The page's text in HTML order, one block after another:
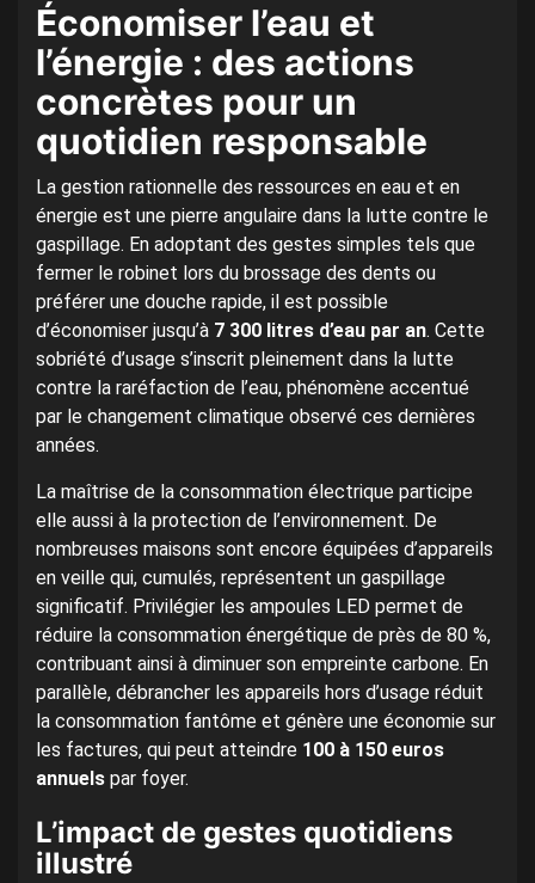
Économiser l’eau et
l’énergie : des actions
concrètes pour un
quotidien responsable
La gestion rationnelle des ressources en eau et en
énergie est une pierre angulaire dans la lutte contre le
gaspillage. En adoptant des gestes simples tels que
fermer le robinet lors du brossage des dents ou
préférer une douche rapide, il est possible
d’économiser jusqu’à 7 300 litres d’eau par an. Cette
sobriété d’usage s’inscrit pleinement dans la lutte
contre la raréfaction de l’eau, phénomène accentué
par le changement climatique observé ces dernières
années.
La maîtrise de la consommation électrique participe
elle aussi à la protection de l’environnement. De
nombreuses maisons sont encore équipées d’appareils
en veille qui, cumulés, représentent un gaspillage
significatif. Privilégier les ampoules LED permet de
réduire la consommation énergétique de près de 80 %,
contribuant ainsi à diminuer son empreinte carbone. En
parallèle, débrancher les appareils hors d’usage réduit
la consommation fantôme et génère une économie sur
les factures, qui peut atteindre 100 à 150 euros
annuels par foyer.
L’impact de gestes quotidiens
illustré